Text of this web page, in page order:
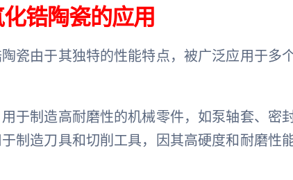
锆陶瓷的应用
瓷由于其独特的性能特点，被广泛应用于多个
于制造高耐磨性的机械零件，如泵轴套、密
制造刀具和切削工具，因其高硬度和耐磨性